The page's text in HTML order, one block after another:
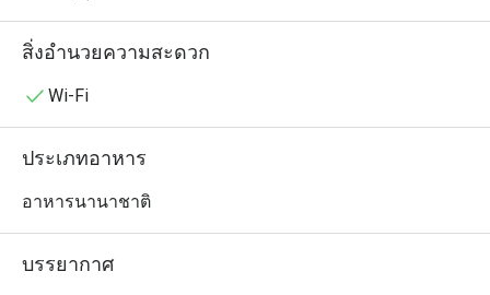
ในสไตล์เอเชียและนานาชาติกันอย่างเต็มที่ แต่คุณจะยิ่ง
เพลิดเพลินกับบรรยากาศสุดชิลของที่นี่ได้มากขึ้นอีก ถ้าหาก
อยากอยู่ในห้องแอร์ก็ไม่ต้องกลัวเหงาเพราะคุณจะได้เห็น
คาเฟ่ เป็นร้านแบบออลเดย์ไดนิ่งที่ให้บริการตลอดทั้งวัน ไม่
อาหารไทยสุดครีเอทีฟที่มีกลิ่นอายตะวันตกปนเพื่อความทัน
สิ่งอำนวยความสะดวก
Wi-Fi
ประเภทอาหาร
อาหารนานาชาติ
บรรยากาศ